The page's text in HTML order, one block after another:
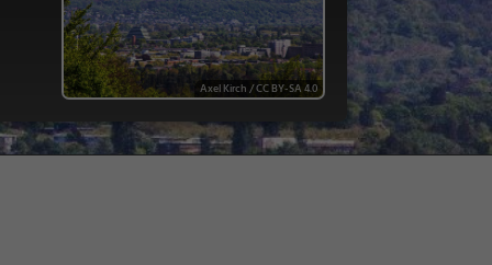
Axel Kirch/CC BY-SA 4.0